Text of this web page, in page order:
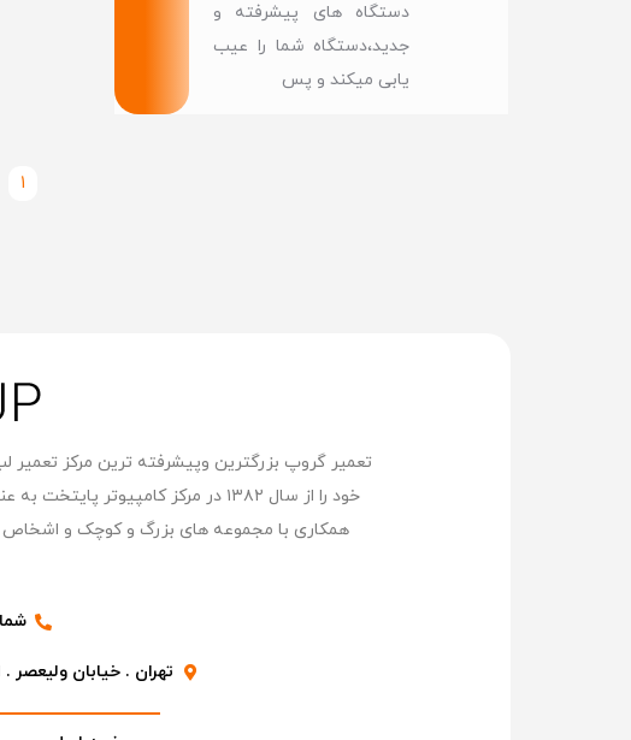
دستگاه های پیشرفته و
جدید،دستگاه شما را عیب
یابی میکند و پس
1
خود را از سال ۱۳۸۲ در مرکز
همکاری با مجموعه های بزرگ و کوچک و اشخاص
شماره
تهران . خیابان ولیعصر .